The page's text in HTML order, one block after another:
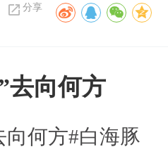
分享
去向何方
向何方#白海豚